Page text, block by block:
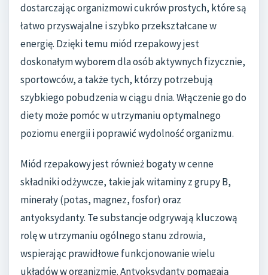
dostarczając organizmowi cukrów prostych, które są
łatwo przyswajalne i szybko przekształcane w
energię. Dzięki temu miód rzepakowy jest
doskonałym wyborem dla osób aktywnych fizycznie,
sportowców, a także tych, którzy potrzebują
szybkiego pobudzenia w ciągu dnia. Włączenie go do
diety może pomóc w utrzymaniu optymalnego
poziomu energii i poprawić wydolność organizmu.
Miód rzepakowy jest również bogaty w cenne
składniki odżywcze, takie jak witaminy z grupy B,
minerały (potas, magnez, fosfor) oraz
antyoksydanty. Te substancje odgrywają kluczową
rolę w utrzymaniu ogólnego stanu zdrowia,
wspierając prawidłowe funkcjonowanie wielu
układów w organizmie. Antyoksydanty pomagają